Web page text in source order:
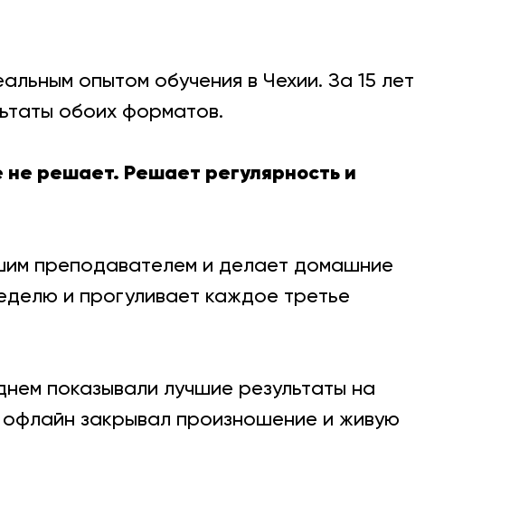
опытом обучения в Чехии. За 15 лет
обоих форматов.
решает. Решает регулярность и
преподавателем и делает домашние
и прогуливает каждое третье
показывали лучшие результаты на
офлайн закрывал произношение и живую